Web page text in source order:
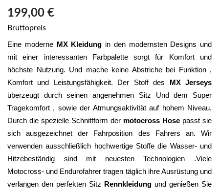
199,00 €
Bruttopreis
Eine moderne MX Kleidung in den modernsten Designs und
mit einer interessanten Farbpalette sorgt für Komfort und
höchste Nutzung. Und mache keine Abstriche bei Funktion ,
Komfort und Leistungsfähigkeit. Der Stoff des
MX Jerseys
überzeugt durch seinen angenehmen Sitz Und dem Super
Tragekomfort , sowie der Atmungsaktivität auf hohem Niveau.
Durch die spezielle Schnittform der motocross Hose passt sie
sich ausgezeichnet der Fahrposition des Fahrers an. Wir
verwenden ausschließlich hochwertige Stoffe die Wasser- und
Hitzebeständig sind mit neuesten Technologien .Viele
Motocross- und Endurofahrer tragen täglich ihre Ausrüstung und
verlangen den perfekten Sitz
Rennkleidung und genießen Sie